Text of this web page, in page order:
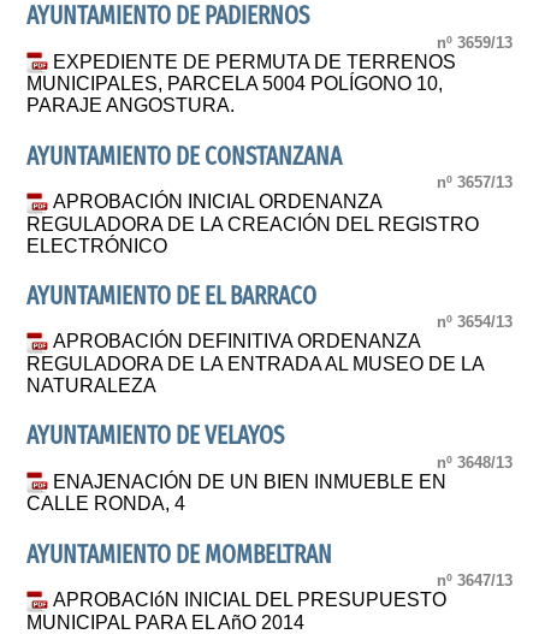
AYUNTAMIENTO DE PADIERNOS
nº 3659/13
EXPEDIENTE DE PERMUTA DE TERRENOS
MUNICIPALES, PARCELA 5004 POLÍGONO 10,
PARAJE ANGOSTURA.
AYUNTAMIENTO DE CONSTANZANA
nº 3657/13
APROBACIÓN INICIAL ORDENANZA
REGULADORA DE LA CREACIÓN DEL REGISTRO
ELECTRÓNICO
AYUNTAMIENTO DE EL BARRACO
nº 3654/13
APROBACIÓN DEFINITIVA ORDENANZA
REGULADORA DE LA ENTRADA AL MUSEO DE LA
NATURALEZA
AYUNTAMIENTO DE VELAYOS
nº 3648/13
ENAJENACIÓN DE UN BIEN INMUEBLE EN
CALLE RONDA, 4
AYUNTAMIENTO DE MOMBELTRAN
nº 3647/13
APROBACIóN INICIAL DEL PRESUPUESTO
MUNICIPAL PARA EL AñO 2014